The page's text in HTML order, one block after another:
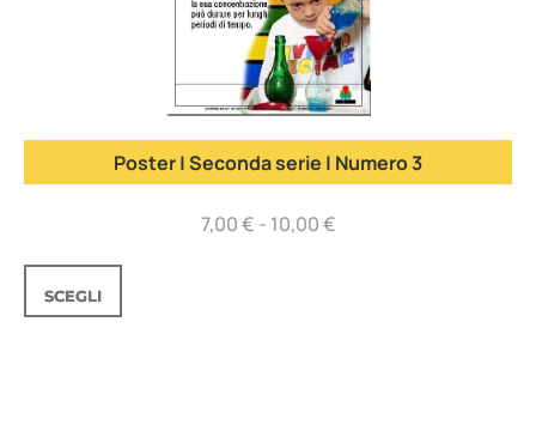
Poster | Seconda serie | Numero 3
7,00€ - 10,00€
SCEGLI